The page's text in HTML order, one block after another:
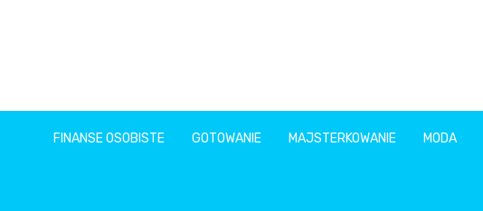
FINANSE OSOBISTE GOTOWANIE MAJSTERKOWANIE MODA